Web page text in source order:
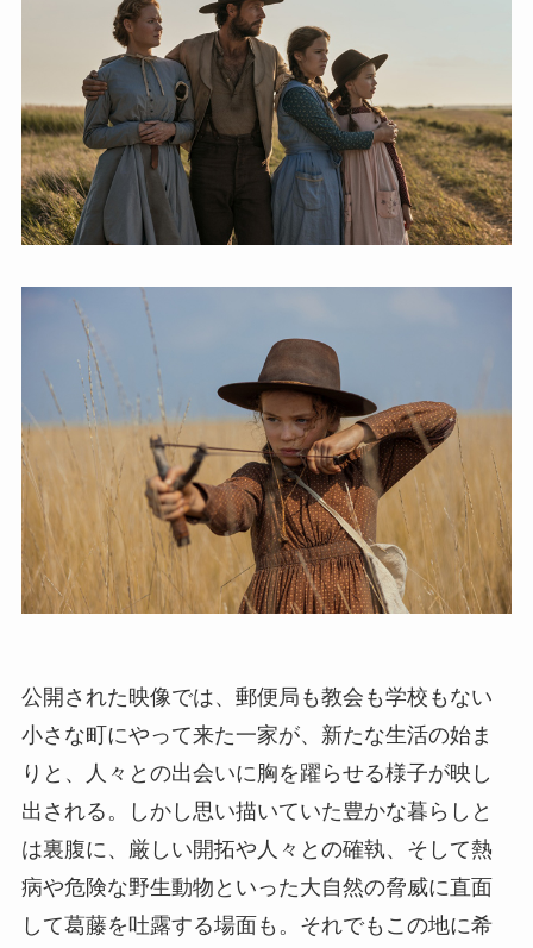
公開された映像では、郵便局も教会も学校もない
小さな町にやって来た一家が、新たな生活の始ま
りと、人々との出会いに胸を躍らせる様子が映し
出される。しかし思い描いていた豊かな暮らしと
は裏腹に、厳しい開拓や人々との確執、そして熱
病や危険な野生動物といった大自然の脅威に直面
して葛藤を吐露する場面も。それでもこの地に希